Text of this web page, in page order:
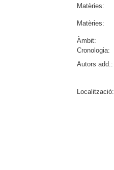
Matèries:
Matèries:
Àmbit:
Cronologia:
Autors add.:
Localització: